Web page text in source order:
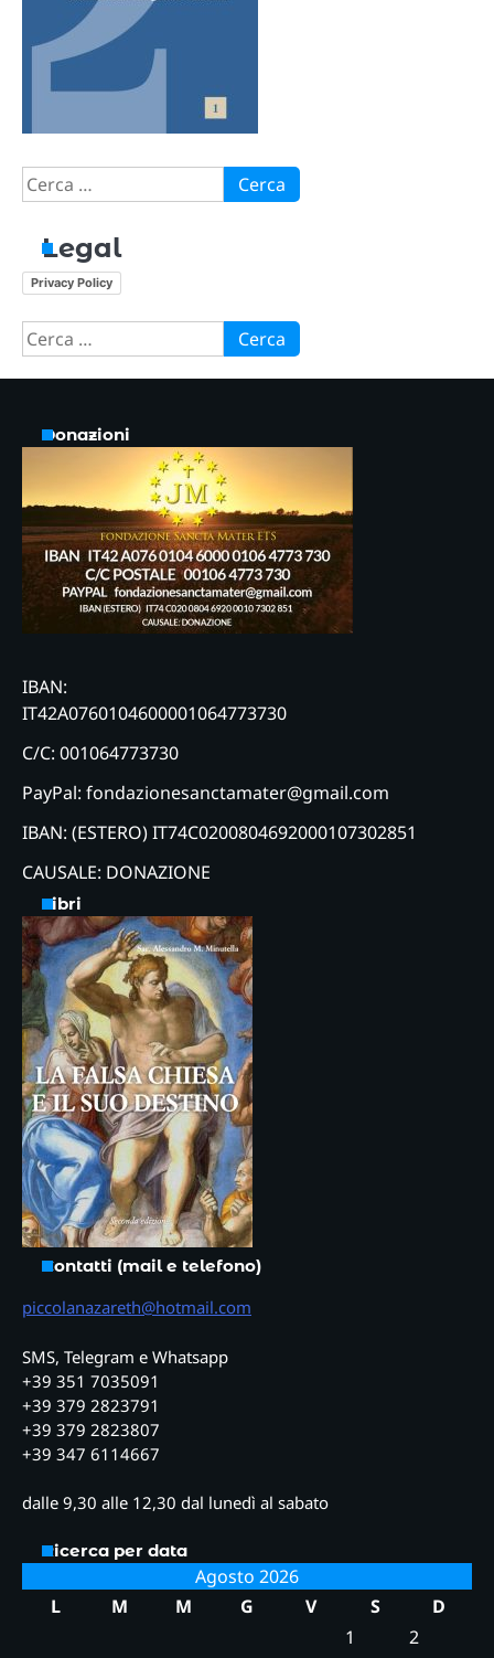
Ricerca
per:
Legal
Privacy Policy
Ricerca
per:
Donazioni
IBAN:
IT42A0760104600001064773730
C/C: 001064773730
PayPal: fondazionesanctamater@gmail.com
IBAN: (ESTERO) IT74C0200804692000107302851
CAUSALE: DONAZIONE
Libri
Contatti (mail e telefono)
piccolanazareth@hotmail.com
SMS, Telegram e Whatsapp
+39 351 7035091
+39 379 2823791
+39 379 2823807
+39 347 6114667
dalle 9,30 alle 12,30 dal lunedì al sabato
Ricerca per data
Agosto 2026
L
M M G V S
D
1
2